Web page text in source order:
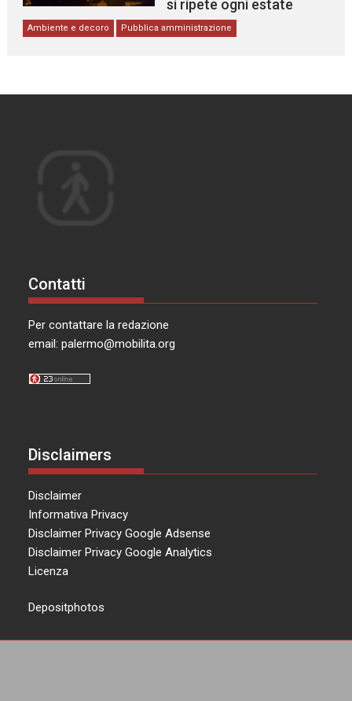
si ripete ogni estate
Ambiente e decoro Pubblica amministrazione
Contatti
Per contattare la redazione
email:palermo@mobilita.org
Disclaimers
Disclaimer
Informativa Privacy
Disclaimer Privacy Google Adsense
Disclaimer Privacy Google Analytics
Licenza
Depositphotos